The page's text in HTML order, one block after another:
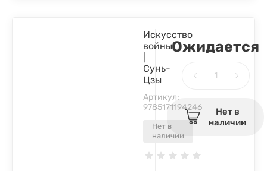
Нет в
наличии
Искусство
войны
Сунь-
Цзы
Артикул:
9785171194246
Ожидается
Нет в
наличии